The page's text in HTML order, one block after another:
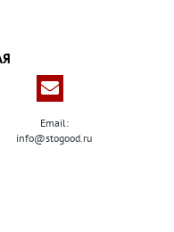
Email:
info@stogood.ru